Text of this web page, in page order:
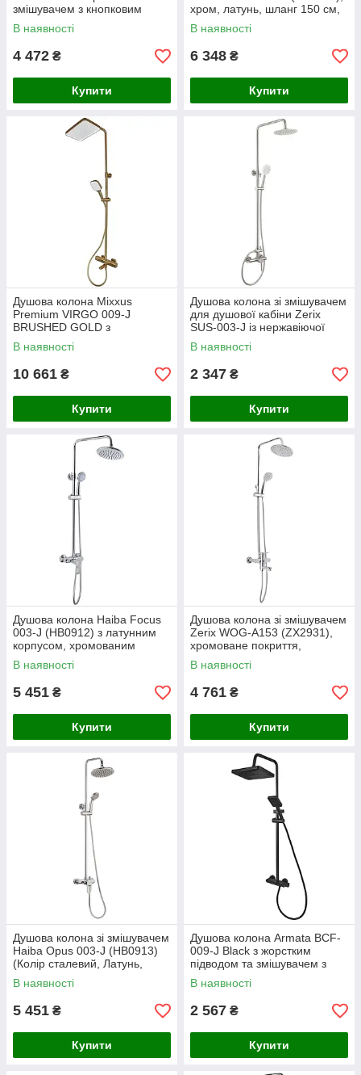
змішувачем з кнопковим
перемикачем, 4 режими
(CH6501), 150 см шланг
В наявності
4 472 ₴
Купити
хром, латунь, шланг 150 см,
ручна та стельова лійка
В наявності
6 348 ₴
Купити
Душова колона Mixxus
Premium VIRGO 009-J
BRUSHED GOLD з
термостатичним змішувачем
В наявності
10 661 ₴
Купити
Душова колона зі змішувачем
для душової кабіни Zerix
SUS-003-J із нержавіючої
сталі SUS304, ручна та
стельова лійки, висота до 120
В наявності
2 347 ₴
Купити
Душова колона Haiba Focus
003-J (HB0912) з латунним
корпусом, хромованим
покриттям, шлангом 150 см,
ручною лійкою на 5 режимів і
В наявності
5 451 ₴
Купити
Душова колона зі змішувачем
Zerix WOG-A153 (ZX2931),
хромоване покриття,
цинковий сплав,
одноручковий змішувач,
В наявності
4 761 ₴
Купити
Душова колона зі змішувачем
Haiba Opus 003-J (HB0913)
(Колір сталевий, Латунь,
шланг 150 см, ручна лійка 5
режимів)
В наявності
5 451 ₴
Купити
Душова колона Armata BCF-
009-J Black з жорстким
підводом та змішувачем з
кнопковим перемикачем, 3
режими (CH6506),
В наявності
2 567 ₴
Купити